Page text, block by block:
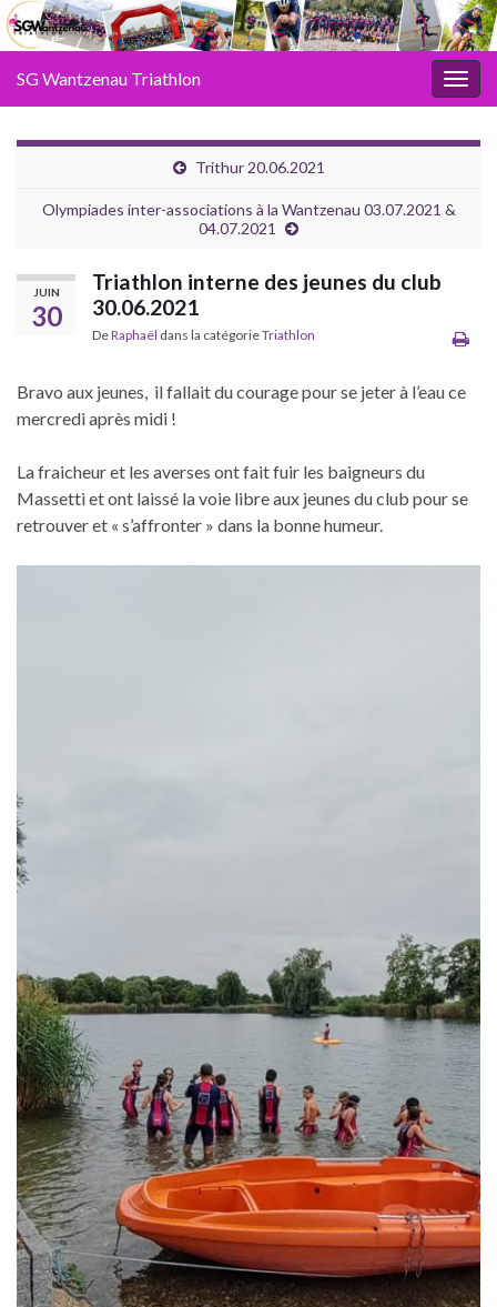
SG Wantzenau Triathlon
Trithur 20.06.2021
Olympiades inter-associations à la Wantzenau 03.07.2021 &
04.07.2021
JUIN
30
Triathlon interne des jeunes du club
30.06.2021
DeRaphaël dans la catégorieTriathlon
Bravo aux jeunes, il fallait du courage pour se jeter à l’eau ce
mercredi après midi !
La fraicheur et les averses ont fait fuir les baigneurs du
Massetti et ont laissé la voie libre aux jeunes du club pour se
retrouver et « s’affronter » dans la bonne humeur.